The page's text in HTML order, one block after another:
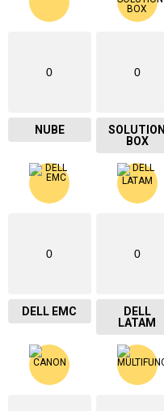
0
NUBE
0
SOLUTION
BOX
0
DELL EMC
0
DELL
LATAM